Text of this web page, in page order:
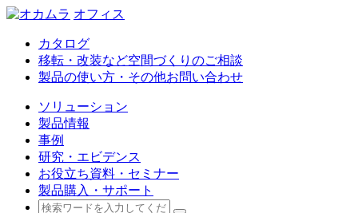
オフィス
カタログ
移転・改装など空間づくりのご相談
製品の使い方・その他お問い合わせ
ソリューション
製品情報
事例
研究・エビデンス
お役立ち資料・セミナー
製品購入・サポート